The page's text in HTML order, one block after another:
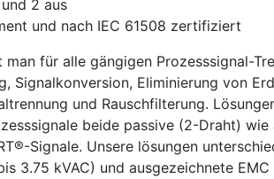
2 aus
und nach IEC 61508 zertifiziert
für alle gängigen Prozesssignal-
Signalkonversion, Eliminierung von
und Rauschfilterung.
beide passive (2-Draht)
Signale. Unsere lösungen
3.75 kVAC) und ausgezeichnete